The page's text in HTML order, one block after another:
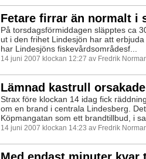
Fetare firrar än normalt i
På torsdagsförmiddagen släpptes ca
ut i den frihet Lindesjön har att
har Lindesjöns fiskevårdsområdesf...
14 juni 2007 klockan 12:27 av Fredrik
Lämnad kastrull
Strax före klockan 14 idag fick
om en brand i centrala Lindesberg.
Köpmangatan som ett brandtillbud, i
14 juni 2007 klockan 14:23 av Fredrik
Med endast minuter kvar